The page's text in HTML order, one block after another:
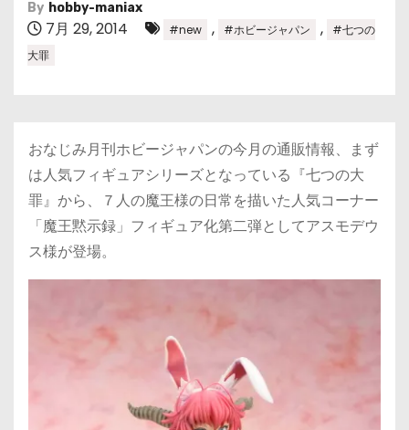
By hobby-maniax
7月 29, 2014 #new , #ホビージャパン ,
#七つの
大罪
おなじみ月刊ホビージャパンの今月の通販情報、まず
は人気フィギュアシリーズとなっている『七つの大
罪』から、７人の魔王様の日常を描いた人気コーナー
「魔王黙示録」フィギュア化第二弾としてアスモデウ
ス様が登場。